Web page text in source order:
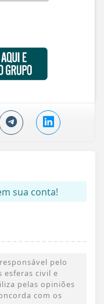
sua conta!
pelo
esferas civil e
pelas opiniões
com os